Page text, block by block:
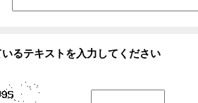
るテキストを入力してください